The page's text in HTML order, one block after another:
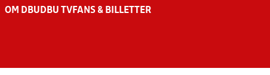
OM DBU DBU TV FANS & BILLETTER